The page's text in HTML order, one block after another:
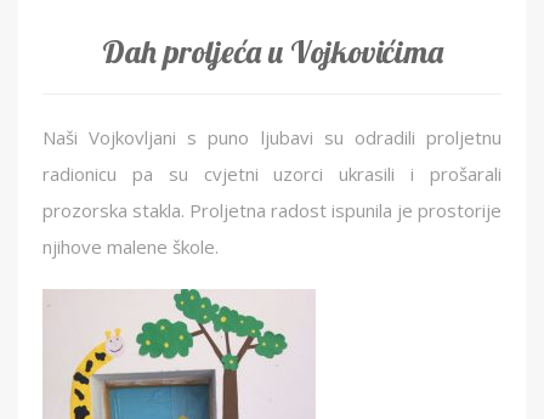
Dah proljeća u Vojkovićima
Naši Vojkovljani s puno ljubavi su odradili proljetnu
radionicu pa su cvjetni uzorci ukrasili i prošarali
prozorska stakla. Proljetna radost ispunila je prostorije
njihove malene škole.